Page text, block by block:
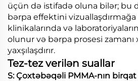
üçün də istifadə oluna bilər; bu
bərpa effektini
klinikalarında və
olunur və bərpa prosesi
yaxşılaşdırır.
Tez-tez verilən suallar
S: Çoxtəbəqəli PMMA-nın